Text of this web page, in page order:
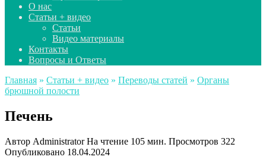
О нас
Статьи + видео
Статьи
Видео материалы
Контакты
Вопросы и Ответы
Главная » Статьи + видео » Переводы статей » Органы
брюшной полости
Печень
Автор Administrator На чтение 105 мин. Просмотров 322
Опубликовано 18.04.2024